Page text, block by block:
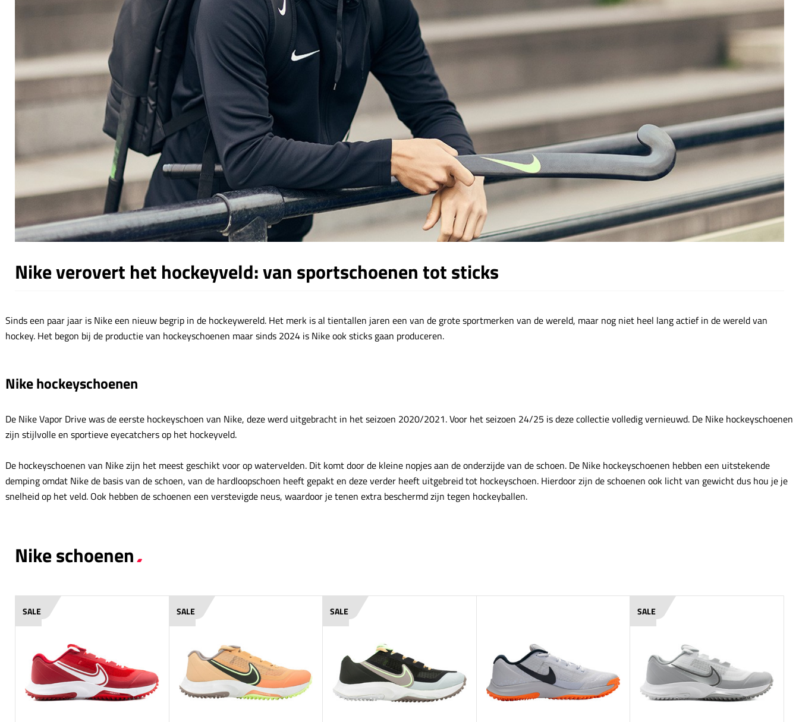
Nike verovert het hockeyveld: van sportschoenen tot sticks
Sinds een paar jaar is Nike een nieuw begrip in de hockeywereld. Het merk is al tientallen jaren een van de grote sportmerken van de wereld, maar nog niet heel lang actief in de wereld van
hockey. Het begon bij de productie van hockeyschoenen maar sinds 2024 is Nike ook sticks gaan produceren.
Nike hockeyschoenen
De Nike Vapor Drive was de eerste hockeyschoen van Nike, deze werd uitgebracht in het seizoen 2020/2021. Voor het seizoen 24/25 is deze collectie volledig vernieuwd. De Nike hockeyschoenen
zijn stijlvolle en sportieve eyecatchers op het hockeyveld.
De hockeyschoenen van Nike zijn het meest geschikt voor op watervelden. Dit komt door de kleine nopjes aan de onderzijde van de schoen. De Nike hockeyschoenen hebben een uitstekende
demping omdat Nike de basis van de schoen, van de hardloopschoen heeft gepakt en deze verder heeft uitgebreid tot hockeyschoen. Hierdoor zijn de schoenen ook licht van gewicht dus hou je je
snelheid op het veld. Ook hebben de schoenen een verstevigde neus, waardoor je tenen extra beschermd zijn tegen hockeyballen.
Nike schoenen
SALE SALE SALE SALE